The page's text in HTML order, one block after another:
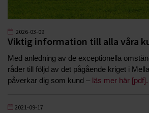
2026-03-09
Viktig information till alla våra
Med anledning av de exceptionella
råder till följd av det pågående kriget i
påverkar dig som kund – läs mer här [pdf].
2021-09-17